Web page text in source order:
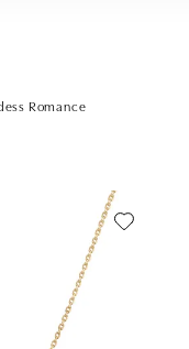
Romance